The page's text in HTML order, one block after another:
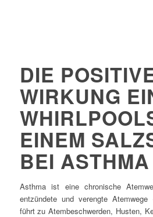
DIE
WIRKUNG
EINEM
BEI ASTHMA
Asthma ist eine chronische
entzündete und verengte
führt zu Atembeschwerden, Husten,